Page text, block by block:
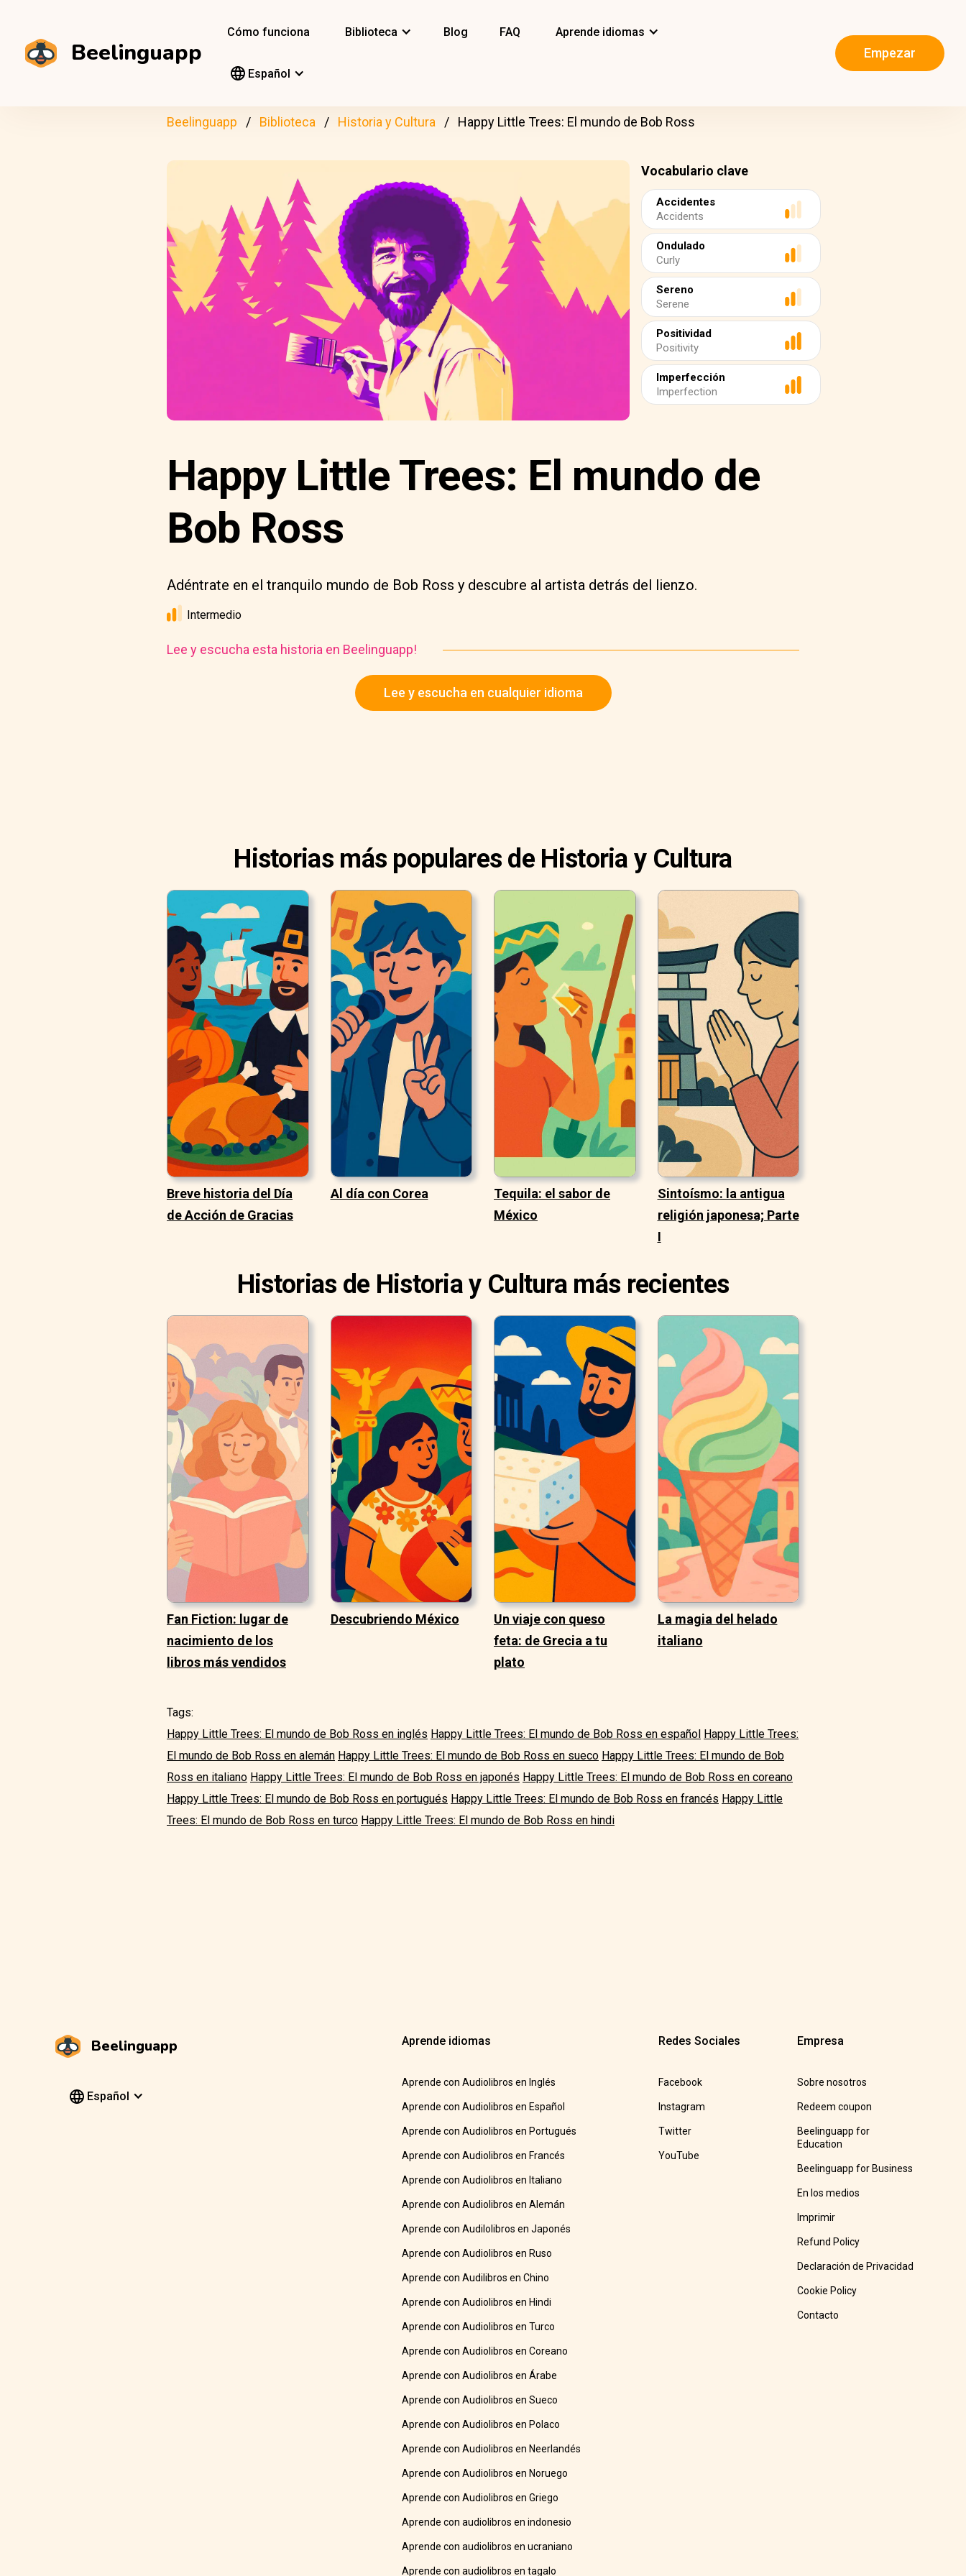
Beelinguapp
Cómo funciona Biblioteca Blog FAQ Aprende idiomas
Español
Empezar
Beelinguapp Biblioteca Historia y Cultura Happy Little Trees: El mundo de Bob Ross
Vocabulario clave
Accidentes
Accidents
Ondulado
Curly
Sereno
Serene
Positividad
Positivity
Imperfección
Imperfection
Happy Little Trees: El mundo de
Bob Ross
Adéntrate en el tranquilo mundo de Bob Ross y descubre al artista detrás del lienzo.
Intermedio
Lee y escucha esta historia en Beelinguapp!
Lee y escucha en cualquier idioma
Historias más populares de Historia y Cultura
Breve historia del Día
de Acción de Gracias
Al día con Corea
Tequila: el sabor de
México
Sintoísmo: la antigua
religión japonesa; Parte
I
Historias de Historia y Cultura más recientes
Fan Fiction: lugar de
nacimiento de los
libros más vendidos
Descubriendo México
Un viaje con queso
feta: de Grecia a tu
plato
La magia del helado
italiano
Tags:
Happy Little Trees: El mundo de Bob Ross en inglés Happy Little Trees: El mundo de Bob Ross en español Happy Little Trees:
El mundo de Bob Ross en alemán Happy Little Trees: El mundo de Bob Ross en sueco Happy Little Trees: El mundo de Bob
Ross en italiano Happy Little Trees: El mundo de Bob Ross en japonés Happy Little Trees: El mundo de Bob Ross en coreano
Happy Little Trees: El mundo de Bob Ross en portugués Happy Little Trees: El mundo de Bob Ross en francés Happy Little
Trees: El mundo de Bob Ross en turco Happy Little Trees: El mundo de Bob Ross en hindi
Beelinguapp
Español
Aprende idiomas
Aprende con Audiolibros en Inglés
Aprende con Audiolibros en Español
Aprende con Audiolibros en Portugués
Aprende con Audiolibros en Francés
Aprende con Audiolibros en Italiano
Aprende con Audiolibros en Alemán
Aprende con Audilolibros en Japonés
Aprende con Audiolibros en Ruso
Aprende con Audilibros en Chino
Aprende con Audiolibros en Hindi
Aprende con Audiolibros en Turco
Aprende con Audiolibros en Coreano
Aprende con Audiolibros en Árabe
Aprende con Audiolibros en Sueco
Aprende con Audiolibros en Polaco
Aprende con Audiolibros en Neerlandés
Aprende con Audiolibros en Noruego
Aprende con Audiolibros en Griego
Aprende con audiolibros en indonesio
Aprende con audiolibros en ucraniano
Aprende con audiolibros en tagalo
Redes Sociales
Facebook
Instagram
Twitter
YouTube
Empresa
Sobre nosotros
Redeem coupon
Beelinguapp for
Education
Beelinguapp for Business
En los medios
Imprimir
Refund Policy
Declaración de Privacidad
Cookie Policy
Contacto